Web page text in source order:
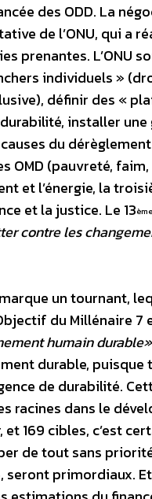
des ODD. La
de l’ONU, qui a
L’ONU
individuels »
définir des «
installer
du
(pauvreté,
et l’énergie, la
et la justice. Le 13ème
contre les
un tournant,
du Millénaire
humain durable»
durable, puisque
de durabilité.
racines dans le
169 cibles, c’est
de tout sans
primordiaux.